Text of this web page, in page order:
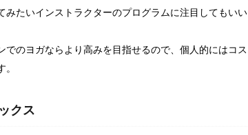
みたいインストラクターのプログラムに注目してもいい
でのヨガならより高みを目指せるので、個人的にはコス
クス